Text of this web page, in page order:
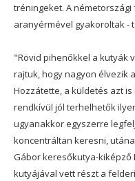
tréningeket. A
aranyérmével gyakoroltak -
"Rövid pihenőkkel a kutyák
rajtuk, hogy nagyon élvezik
Hozzátette, a küldetés azt
rendkívül jól terhelhetők
ugyanakkor egyszerre
koncentráltan keresni,
Gábor keresőkutya-
kutyájával vett részt a